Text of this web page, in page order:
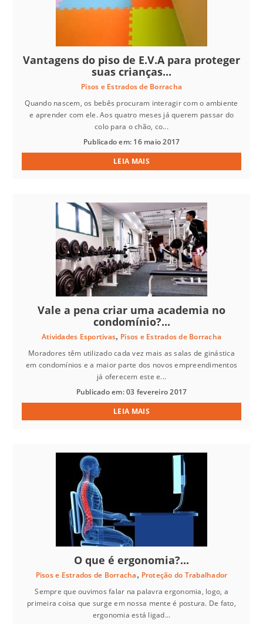
Vantagens do piso de E.V.A para proteger
suas crianças...
Pisos e Estrados de Borracha
Quando nascem, os bebês procuram interagir com o ambiente
e aprender com ele. Aos quatro meses já querem passar do
colo para o chão, co...
Publicado em: 16 maio 2017
LEIA MAIS
Vale a pena criar uma academia no
condomínio?...
Atividades Esportivas, Pisos e Estrados de Borracha
Moradores têm utilizado cada vez mais as salas de ginástica
em condomínios e a maior parte dos novos empreendimentos
já oferecem este e...
Publicado em: 03 fevereiro 2017
LEIA MAIS
O que é ergonomia?...
Pisos e Estrados de Borracha, Proteção do Trabalhador
Sempre que ouvimos falar na palavra ergonomia, logo, a
primeira coisa que surge em nossa mente é postura. De fato,
ergonomia está ligad...